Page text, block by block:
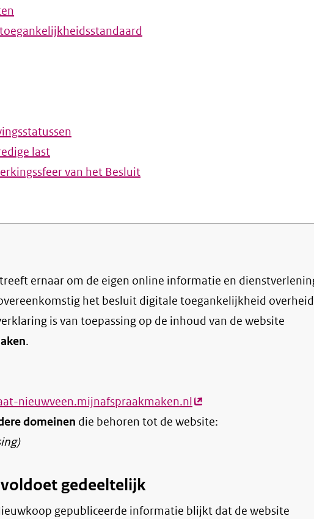
last
van het Besluit
het besluit digitale toegankelijkheid overheid
is van toepassing op de inhoud van de website
.
nieuwveen.mijnafspraakmaken.nl(externe
link)
domeinen die behoren tot de website:
gedeeltelijk